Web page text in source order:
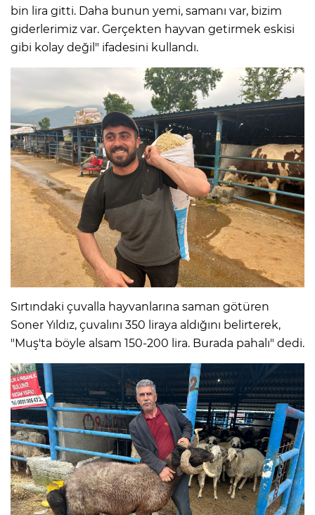
bin lira gitti. Daha bunun yemi, samanı var, bizim
giderlerimiz var. Gerçekten hayvan getirmek eskisi
gibi kolay değil" ifadesini kullandı.
Sırtındaki çuvalla hayvanlarına saman götüren
Soner Yıldız, çuvalını 350 liraya aldığını belirterek,
"Muş'ta böyle alsam 150-200 lira. Burada pahalı" dedi.